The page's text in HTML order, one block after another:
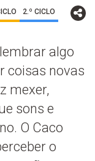
2.º CICLO
algo
coisas novas
mexer,
sons e
O Caco
o